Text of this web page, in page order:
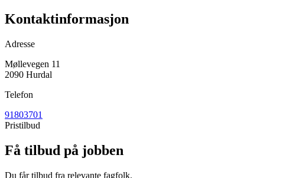
Kontaktinformasjon
Adresse
Møllevegen 11
2090 Hurdal
Telefon
91803701
Pristilbud
Få tilbud på jobben
Du får tilbud fra relevante fagfolk.